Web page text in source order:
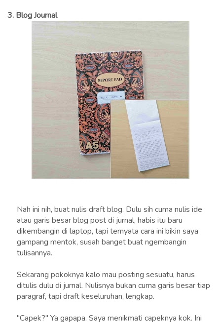
3. Blog Journal
Nah ini nih, buat nulis draft blog. Dulu sih cuma nulis ide
atau garis besar blog post di jurnal, habis itu baru
dikembangin di laptop, tapi ternyata cara ini bikin saya
gampang mentok, susah banget buat ngembangin
tulisannya.
Sekarang pokoknya kalo mau posting sesuatu, harus
ditulis dulu di jurnal. Nulisnya bukan cuma garis besar tiap
paragraf, tapi draft keseluruhan, lengkap.
"Capek?" Ya gapapa. Saya menikmati capeknya kok. Ini